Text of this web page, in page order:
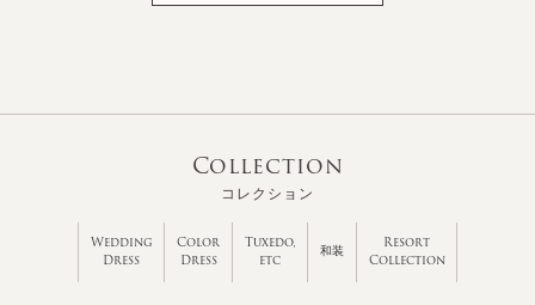
Collection
コレクション
Wedding
Dress
Color
Dress
Tuxedo,
etc
和装
Resort
Collection